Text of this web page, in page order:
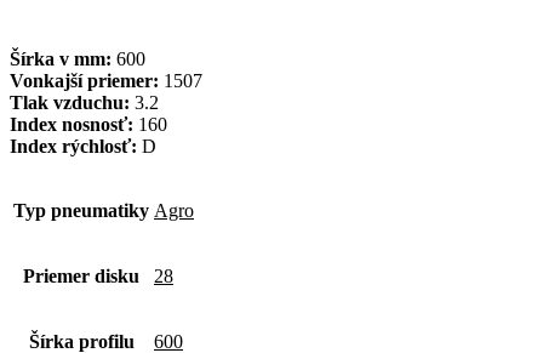
Šírka v mm: 600
Vonkajší priemer: 1507
Tlak vzduchu: 3.2
Index nosnosť: 160
Index rýchlosť: D
Typ pneumatiky Agro
Priemer disku 28
Šírka profilu 600